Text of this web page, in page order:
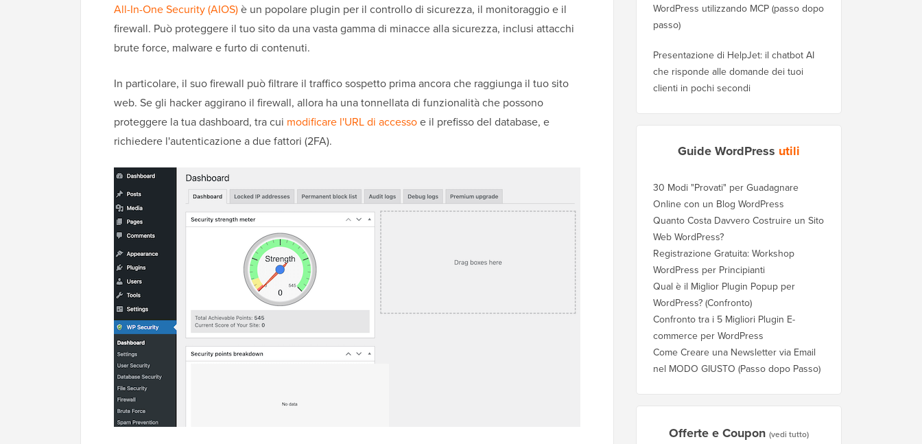
All-In-One Security (AIOS)è un popolare plugin per il controllo di sicurezza, il monitoraggio e il
firewall. Può proteggere il tuo sito da una vasta gamma di minacce alla sicurezza, inclusi attacchi
brute force, malware e furto di contenuti.
In particolare, il suo firewall può filtrare il traffico sospetto prima ancora che raggiunga il tuo sito
web. Se gli hacker aggirano il firewall, allora ha una tonnellata di funzionalità che possono
proteggere la tua dashboard, tra cui modificare l'URL di accessoe il prefisso del database, e
richiedere l'autenticazione a due fattori (2FA).
WordPress utilizzando MCP (passo dopo
passo)
Presentazione di HelpJet: il chatbot AI
che risponde alle domande dei tuoi
clienti in pochi secondi
Guide WordPress utili
30 Modi "Provati" per Guadagnare
Online con un Blog WordPress
Quanto Costa Davvero Costruire un Sito
Web WordPress?
Registrazione Gratuita: Workshop
WordPress per Principianti
Qual è il Miglior Plugin Popup per
WordPress? (Confronto)
Confronto tra i 5 Migliori Plugin E-
commerce per WordPress
Come Creare una Newsletter via Email
nel MODO GIUSTO (Passo dopo Passo)
Offerte e Coupon (vedi tutto)